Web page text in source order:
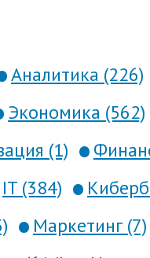
Аналитика (226)
Экономика (562)
(1)
IT (384)
Маркетинг (7)